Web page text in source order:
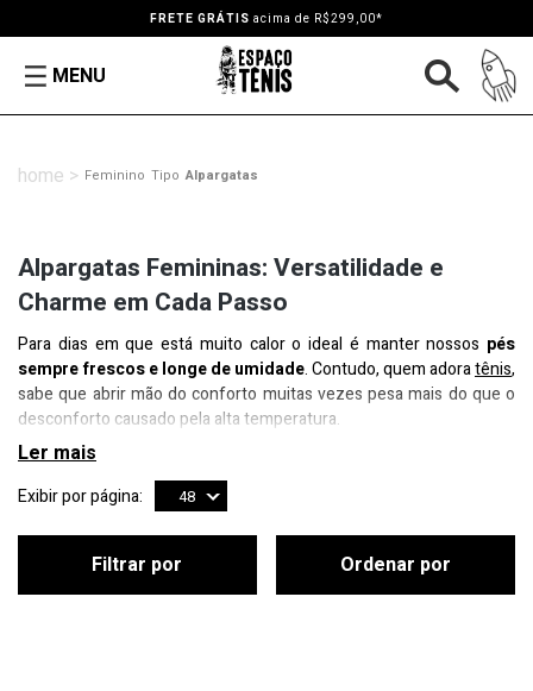
FRETE GRÁTIS acima de R$299,00*
MENU
Feminino Tipo Alpargatas
Alpargatas Femininas: Versatilidade e
Charme em Cada Passo
Para dias em que está muito calor o ideal é manter nossos pés
sempre frescos e longe de umidade. Contudo, quem adoratênis,
sabe que abrir mão do conforto muitas vezes pesa mais do que o
desconforto causado pela alta temperatura.
Exibir por página: 48
Filtrar por Ordenar por